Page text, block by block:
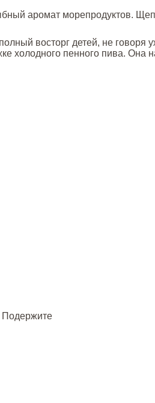
аромат морепродуктов.
восторг детей, не говоря
холодного пенного пива. Она
Подержите